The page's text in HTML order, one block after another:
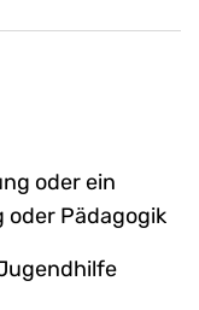
oder ein
oder Pädagogik